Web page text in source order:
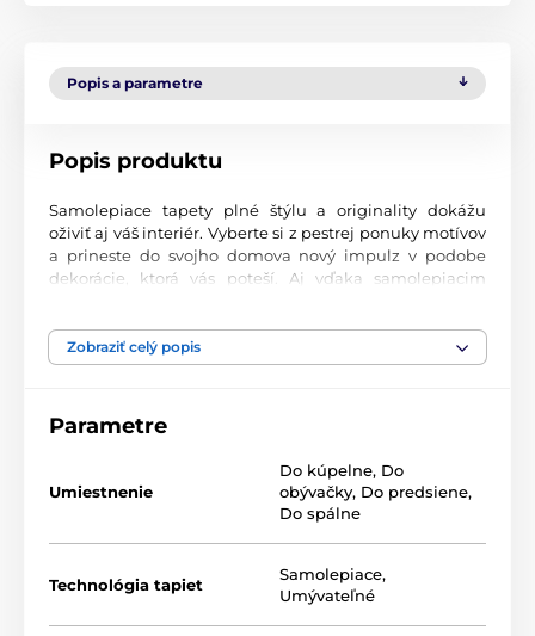
Popis a parametre
Popis produktu
Samolepiace tapety plné štýlu a originality dokážu
oživiť aj váš interiér. Vyberte si z pestrej ponuky motívov
a prineste do svojho domova nový impulz v podobe
dekorácie, ktorá vás poteší. Aj vďaka samolepiacim
Perfektné spracovanie tlače
materiáli s jemným povrchom a matným vzhľadom.
hrúbkou 90 µm. Tapety neobsahujú PVC a sú opatrené
silno priľnavým akrylovým lepidlom, ktoré zabezpečí
pevné uchytenie na stenu. Vďaka atramentovej tlači sú
vysoko odolné a farby zostávajú žiarivé.
Dostupné rozmery samolepiacich tapiet (v cm –
Zobraziť celý popis
Parametre
Umiestnenie
Do kúpelne, Do
obývačky, Do predsiene,
Do spálne
Technológia tapiet
Samolepiace,
Umývateľné